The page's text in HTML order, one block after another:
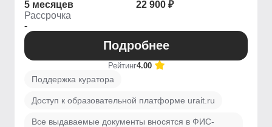
5 месяцев
22 900 ₽
Рассрочка
-
Подробнее
Рейтинг4.00
Поддержка куратора
Доступ к образовательной платформе urait.ru
Все выдаваемые документы вносятся в ФИС-